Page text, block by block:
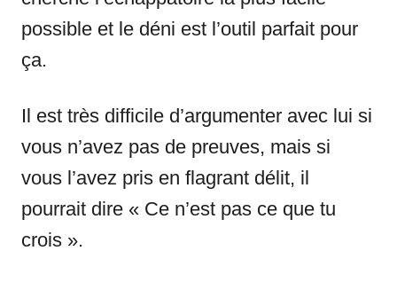
possible et le déni est l’outil parfait pour
ça.
Il est très difficile d’argumenter avec lui si
vous n’avez pas de preuves, mais si
vous l’avez pris en flagrant délit, il
pourrait dire « Ce n’est pas ce que tu
crois ».